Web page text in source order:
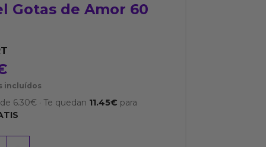
Gotas de Amor 60
incluídos
6.30€ ·Te quedan 11.45€ para